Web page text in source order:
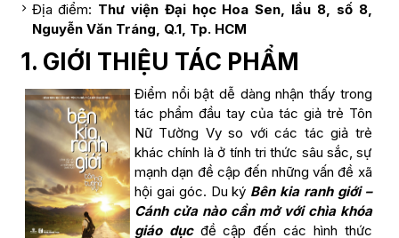
Địa điểm: Thư viện Đại học Hoa Sen, lầu 8, số 8,
Nguyễn Văn Tráng, Q.1, Tp. HCM
1. GIỚI THIỆU TÁC PHẨM
Điểm nổi bật dễ dàng nhận thấy trong
tác phẩm đầu tay của tác giả trẻ Tôn
Nữ Tường Vy so với các tác giả trẻ
khác chính là ở tính tri thức sâu sắc, sự
mạnh dạn đề cập đến những vấn đề xã
hội gai góc. Du ký Bên kia ranh giới –
Cánh cửa nào cần mở với chìa khóa
giáo dục đề cập đến các hình thức